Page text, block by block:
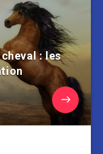
: les